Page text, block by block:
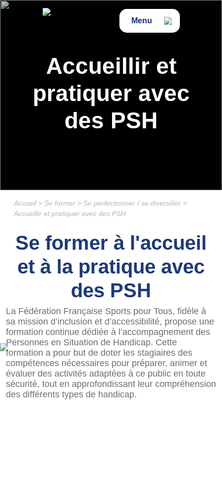
Menu
Accueillir et
pratiquer avec
des PSH
Accueil> Se former > Se perfectionner / se diversifier >
Accueillir et pratiquer avec des PSH
Se former à l'accueil
et à la pratique avec
des PSH
La Fédération Française Sports pour Tous, fidèle à
sa mission d’inclusion et d’accessibilité, propose une
formation continue dédiée à l’accompagnement des
Personnes en Situation de Handicap. Cette
formation a pour but de doter les stagiaires des
compétences nécessaires pour préparer, animer et
évaluer des activités adaptées à ce public en toute
sécurité, tout en approfondissant leur compréhension
des différents types de handicap.